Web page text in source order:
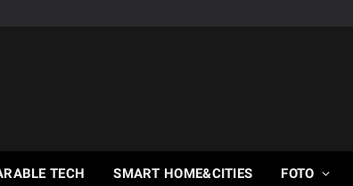
TECH SMART HOME&CITIES FOTO